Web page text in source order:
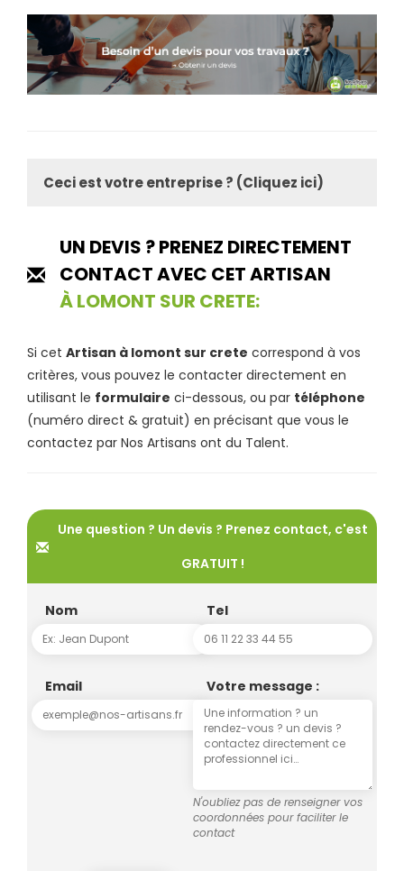
Ceci est votre entreprise ? (Cliquez ici)
UN DEVIS ? PRENEZ DIRECTEMENT
CONTACT AVEC CET ARTISAN
À LOMONT SUR CRETE:
Si cet Artisan à lomont sur crete correspond à vos
critères, vous pouvez le contacter directement en
utilisant le formulaire ci-dessous, ou par téléphone
(numéro direct & gratuit) en précisant que vous le
contactez par Nos Artisans ont du Talent.
Une question ? Un devis ? Prenez contact, c'est
GRATUIT !
Nom Tel
Email Votre message :
N'oubliez pas de renseigner vos
coordonnées pour faciliter le
contact